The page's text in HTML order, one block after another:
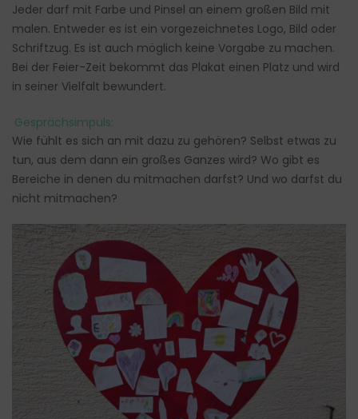
Jeder darf mit Farbe und Pinsel an einem großen Bild mit
malen. Entweder es ist ein vorgezeichnetes Logo, Bild oder
Schriftzug. Es ist auch möglich keine Vorgabe zu machen.
Bei der Feier-Zeit bekommt das Plakat einen Platz und wird
in seiner Vielfalt bewundert.
Gesprächsimpuls:
Wie fühlt es sich an mit dazu zu gehören? Selbst etwas zu
tun, aus dem dann ein großes Ganzes wird? Wo gibt es
Bereiche in denen du mitmachen darfst? Und wo darfst du
nicht mitmachen?